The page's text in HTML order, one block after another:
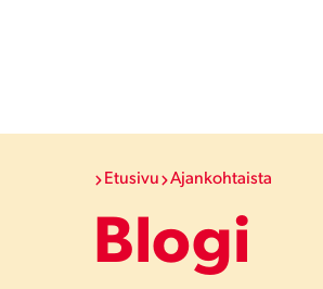
Etusivu Ajankohtaista
Blogi